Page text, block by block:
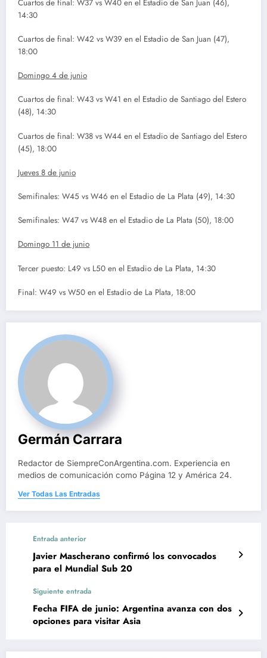
Cuartos de final: W37 vs W40 en el Estadio de San Juan (46),
14:30
Cuartos de final: W42 vs W39 en el Estadio de San Juan (47),
18:00
Domingo 4 de junio
Cuartos de final: W43 vs W41 en el Estadio de Santiago del Estero
(48), 14:30
Cuartos de final: W38 vs W44 en el Estadio de Santiago del Estero
(45), 18:00
Jueves 8 de junio
Semifinales: W45 vs W46 en el Estadio de La Plata (49), 14:30
Semifinales: W47 vs W48 en el Estadio de La Plata (50), 18:00
Domingo 11 de junio
Tercer puesto: L49 vs L50 en el Estadio de La Plata, 14:30
Final: W49 vs W50 en el Estadio de La Plata, 18:00
Germán Carrara
Redactor de SiempreConArgentina.com. Experiencia en
medios de comunicación como Página 12 y América 24.
Ver Todas Las Entradas
Entrada anterior
Javier Mascherano confirmó los convocados
para el Mundial Sub 20
Siguiente entrada
Fecha FIFA de junio: Argentina avanza con dos
opciones para visitar Asia